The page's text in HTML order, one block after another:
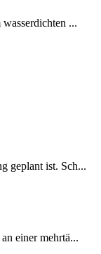
...
geplant ist. Sch...
einer mehrtä...